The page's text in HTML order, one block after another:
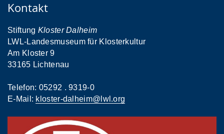
Kontakt
Stiftung Kloster Dalheim
LWL-Landesmuseum für Klosterkultur
Am Kloster 9
33165 Lichtenau
Telefon: 05292 . 9319-0
E-Mail: kloster-dalheim@lwl.org